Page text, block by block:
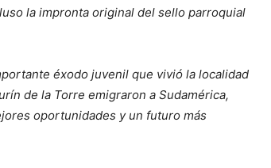
la impronta original del sello parroquial
éxodo juvenil que vivió la localidad
de la Torre emigraron a Sudamérica,
oportunidades y un futuro más